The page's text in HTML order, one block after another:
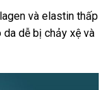
và elastin thấp
da dễ bị chảy xệ và